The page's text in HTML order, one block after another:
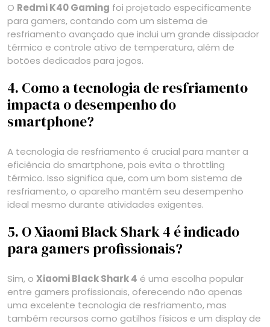
O Redmi K40 Gaming foi projetado especificamente
para gamers, contando com um sistema de
resfriamento avançado que inclui um grande dissipador
térmico e controle ativo de temperatura, além de
botões dedicados para jogos.
4. Como a tecnologia de resfriamento
impacta o desempenho do
smartphone?
A tecnologia de resfriamento é crucial para manter a
eficiência do smartphone, pois evita o throttling
térmico. Isso significa que, com um bom sistema de
resfriamento, o aparelho mantém seu desempenho
ideal mesmo durante atividades exigentes.
5. O Xiaomi Black Shark 4 é indicado
para gamers profissionais?
Sim, o Xiaomi Black Shark 4 é uma escolha popular
entre gamers profissionais, oferecendo não apenas
uma excelente tecnologia de resfriamento, mas
também recursos como gatilhos físicos e um display de